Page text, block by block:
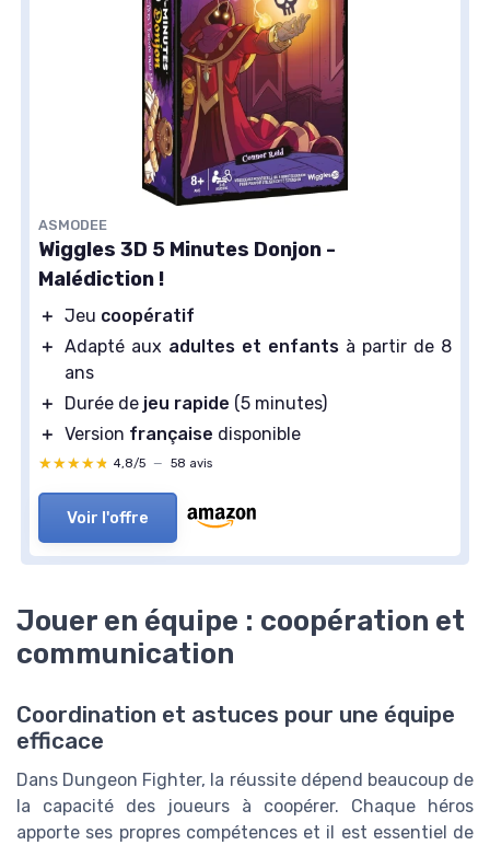
ASMODEE
Wiggles 3D 5 Minutes Donjon -
Malédiction !
＋ Jeu coopératif
＋ Adapté aux adultes et enfants à partir de 8
ans
＋
Durée de jeu rapide (5 minutes)
＋ Version française disponible
★★★★★
★★★★★ 4,8/5 — 58 avis
Voir l'offre
Jouer en équipe : coopération et
communication
Coordination et astuces pour une équipe
efficace
Dans Dungeon Fighter, la réussite dépend beaucoup de
la capacité des joueurs à coopérer. Chaque héros
apporte ses propres compétences et il est essentiel de